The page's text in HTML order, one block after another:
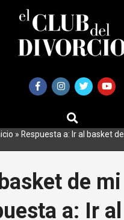
BUSCAR
» Respuesta a: Ir al basket
de
a: Ir al